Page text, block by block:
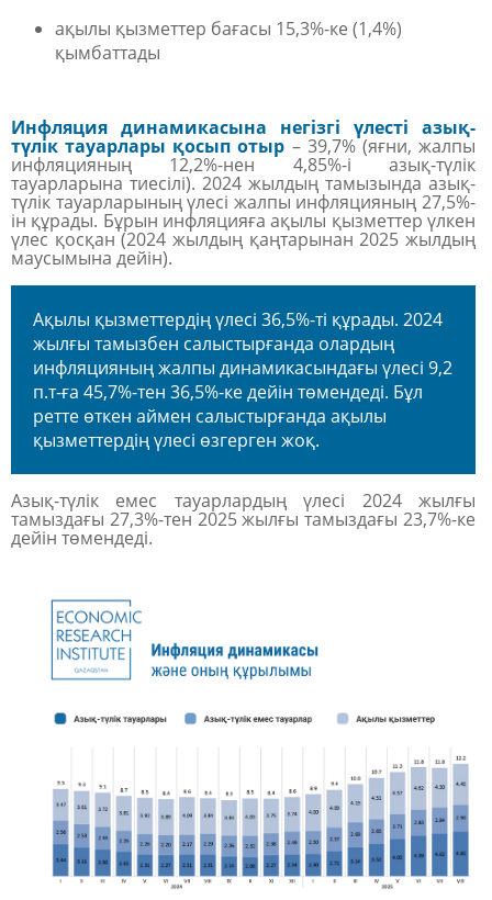
ақылы қызметтер бағасы 15,3%-ке (1,4%)
қымбаттады
Инфляция динамикасына негізгі үлесті азық-
түлік тауарлары қосып отыр – 39,7%(яғни, жалпы
инфляцияның 12,2%-нен 4,85%-і азық-түлік
тауарларына тиесілі). 2024 жылдың тамызында азық-
түлік тауарларының үлесі жалпы инфляцияның 27,5%-
ін құрады. Бұрын инфляцияға ақылы қызметтер үлкен
үлес қосқан (2024 жылдың қаңтарынан 2025 жылдың
маусымына дейін).
Ақылы қызметтердіңүлесі 36,5%-ті құрады. 2024
жылғы тамызбен салыстырғанда олардың
инфляцияның жалпы динамикасындағы үлесі 9,2
п.т-ға 45,7%-тен 36,5%-ке дейін төмендеді. Бұл
ретте өткен аймен салыстырғанда ақылы
қызметтердің үлесі өзгерген жоқ.
Азық-түлік емес тауарлардың үлесі 2024 жылғы
тамыздағы 27,3%-тен 2025 жылғы тамыздағы 23,7%-ке
дейін төмендеді.